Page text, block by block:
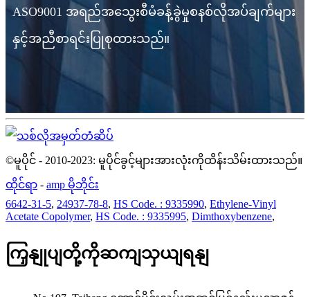
ASO9001 အရည်အသွေးစီမံခန့်ခွဲမှုစနစ်လိုအပ်ချက်များ
နှင့်အညီစာရင်းပြုစုထားသည်။
©မူပိုင် - 2010-2023: မူပိုင်ခွင့်များအားလုံးကိုထိန်းသိမ်းထားသည်။
ထိုင်ရာ - amp မိုဘိုင်း
6642-31-5, 24937-78-8, HS Code. : 9335990, Ethylene-Vinyl
Acetate Copolymer, HS Code. : 9335995, Dimthoxybenzene,
ကြှနျုပျတို့ကိုဆကျသှယျရနျ